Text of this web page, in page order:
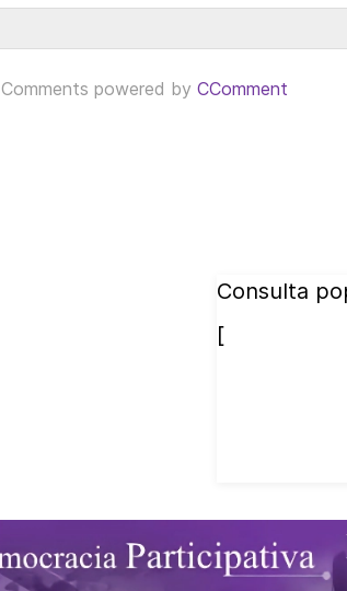
Capitalismo de Estado orientado a
Comments powered byCComment
Consulta
[